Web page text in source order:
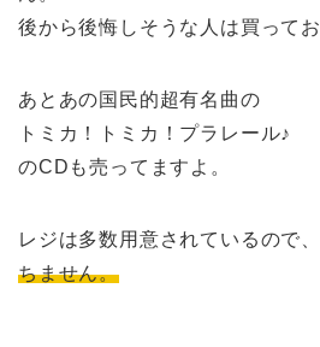
後から後悔しそうな人は買って
あとあの国民的超有名曲の
トミカ！トミカ！プラレール♪
のCDも売ってますよ。
レジは多数用意されているので、
ちません。